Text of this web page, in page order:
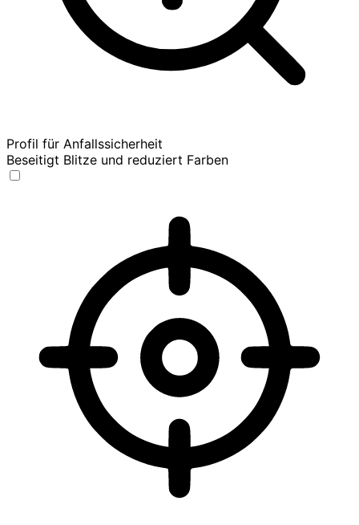
Profil für Anfallssicherheit
Beseitigt Blitze und reduziert Farben